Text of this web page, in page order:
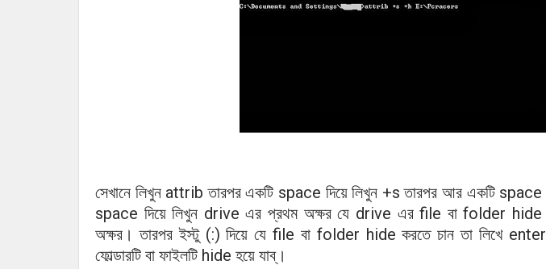
সেখানে লিখুনattribতারপর একটি space দিয়ে লিখুন +sতারপর আর একটিspace
space দিয়ে লিখুন driveএর প্রথম অক্ষর যে drive এরfile বাfolder hide
অক্ষর। তারপর ইস্টু(:)দিয়ে যে file বাfolder hideকরতে চান তা লিখেenter
ফোল্ডারটি বা ফাইলটি hide হয়ে যাব্‌।